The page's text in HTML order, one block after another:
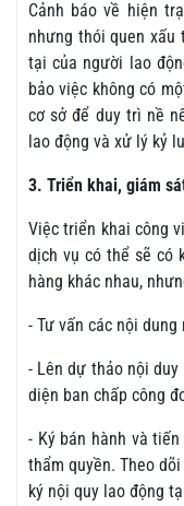
Cảnh báo về hiện
nhưng thói quen xấu
tại của người lao
bảo việc không có
cơ sở để duy trì nề
lao động và xử lý kỷ
3. Triển khai, giám
Việc triển khai công
dịch vụ có thể sẽ có
hàng khác nhau,
- Tư vấn các nội
- Lên dự thảo nội
diện ban chấp công
- Ký bán hành và
thẩm quyền. Theo
ký nội quy lao động